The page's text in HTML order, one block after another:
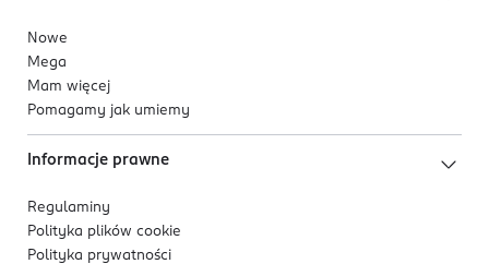
Nowe
Mega
Mam więcej
Pomagamy jak umiemy
Informacje prawne
Regulaminy
Polityka plików cookie
Polityka prywatności